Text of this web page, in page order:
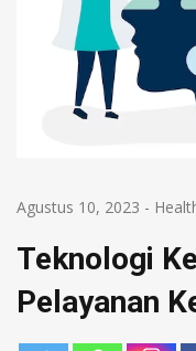
Agustus 10, 2023 -
Teknologi
Pelayanan